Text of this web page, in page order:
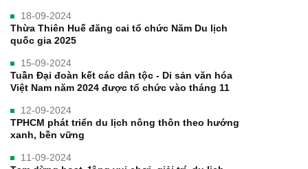
18-09-2024
Thừa Thiên Huế đăng cai tổ chức Năm Du lịch
quốc gia 2025
15-09-2024
Tuần Đại đoàn kết các dân tộc - Di sản văn hóa
Việt Nam năm 2024 được tổ chức vào tháng 11
12-09-2024
TPHCM phát triển du lịch nông thôn theo hướng
xanh, bền vững
11-09-2024